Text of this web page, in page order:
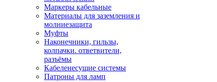
Маркеры кабельные
Материалы для заземления и
молниезащита
Муфты
Наконечники, гильзы,
колпачки. ответвители,
разъёмы
Кабеленесущие системы
Патроны для ламп